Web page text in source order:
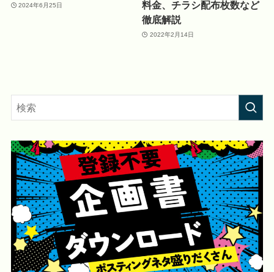
2024年6月25日
料金、チラシ配布枚数など
徹底解説
2022年2月14日